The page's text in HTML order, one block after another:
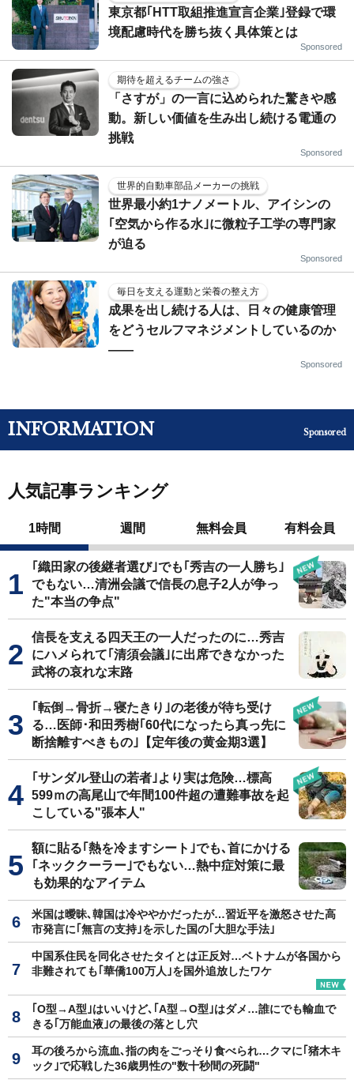
東京都｢HTT取組推進宣言企業｣登録で環
境配慮時代を勝ち抜く具体策とは
Sponsored
期待を超えるチームの強さ
「さすが」の一言に込められた驚きや感
動。新しい価値を生み出し続ける電通の
挑戦
Sponsored
世界的自動車部品メーカーの挑戦
世界最小約1ナノメートル、アイシンの
｢空気から作る水｣に微粒子工学の専門家
が迫る
Sponsored
毎日を支える運動と栄養の整え方
成果を出し続ける人は、日々の健康管理
をどうセルフマネジメントしているのか
——
Sponsored
INFORMATION Sponsored
人気記事ランキング
1時間 週間 無料会員 有料会員
｢織田家の後継者選び｣でも｢秀吉の一人勝ち｣
でもない…清洲会議で信長の息子2人が争っ
た"本当の争点"
信長を支える四天王の一人だったのに…秀吉
にハメられて｢清須会議｣に出席できなかった
武将の哀れな末路
｢転倒→骨折→寝たきり｣の老後が待ち受け
る…医師･和田秀樹｢60代になったら真っ先に
断捨離すべきもの｣【定年後の黄金期3選】
｢サンダル登山の若者｣より実は危険…標高
599ｍの高尾山で年間100件超の遭難事故を起
こしている"張本人"
額に貼る｢熱を冷ますシート｣でも､首にかける
｢ネッククーラー｣でもない…熱中症対策に最
も効果的なアイテム
米国は曖昧､韓国は冷ややかだったが…習近平を激怒させた高
市発言に｢無言の支持｣を示した国の｢大胆な手法｣
中国系住民を同化させたタイとは正反対…ベトナムが各国から
非難されても｢華僑100万人｣を国外追放したワケ
｢O型→A型｣はいいけど､｢A型→O型｣はダメ…誰にでも輸血で
きる｢万能血液｣の最後の落とし穴
耳の後ろから流血､指の肉をごっそり食べられ…クマに｢猪木キ
ック｣で応戦した36歳男性の"数十秒間の死闘"